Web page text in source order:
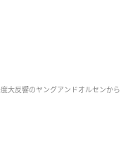
大反響のヤングアンドオルセンから